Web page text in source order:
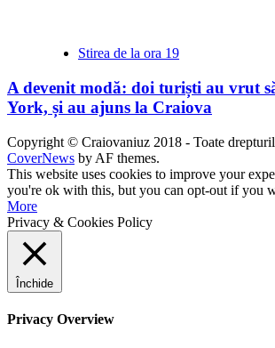
Stirea de la ora 19
A devenit modă: doi turiști au vrut
York, și au ajuns la Craiova
Copyright © Craiovaniuz 2018 - Toate
CoverNews by AF themes.
This website uses cookies to improve your
you're ok with this, but you can opt-out if you
More
Privacy & Cookies Policy
Închide
Privacy Overview